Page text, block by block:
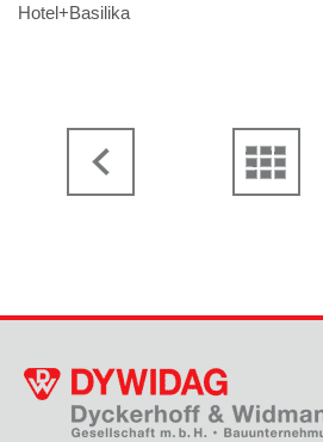
Hotel+Basilika